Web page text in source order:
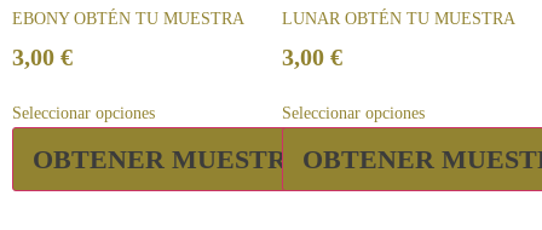
EBONY OBTÉN TU MUESTRA
3,00 €
Seleccionar opciones
OBTENER MUESTRA
LUNAR OBTÉN TU MUESTRA
3,00 €
Seleccionar opciones
OBTENER